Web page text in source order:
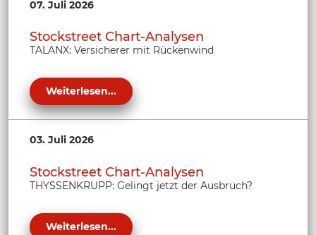
07. Juli 2026
Stockstreet Chart-Analysen
TALANX: Versicherer mit Rückenwind
Weiterlesen...
03. Juli 2026
Stockstreet Chart-Analysen
THYSSENKRUPP: Gelingt jetzt der Ausbruch?
Weiterlesen...